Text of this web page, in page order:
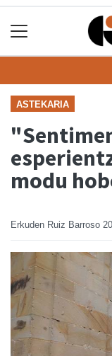
ASTEKARIA
modu
Erkuden Ruiz Barroso